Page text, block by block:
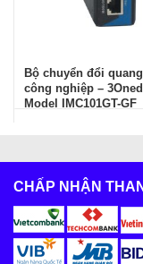
Bộ chuyển đổi
công nghiệp –
Model IMC101GT-GF
CHẤP NHẬN